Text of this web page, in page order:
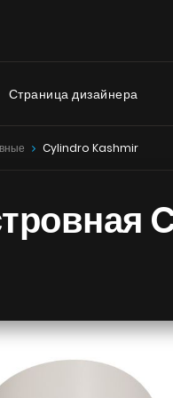
Nortberg
Вытяжки
Вытяжки
Страница дизайнера
Cylindro Kashmir